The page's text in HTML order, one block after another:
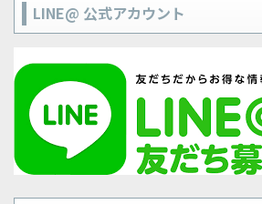
LINE@ 公式アカウント